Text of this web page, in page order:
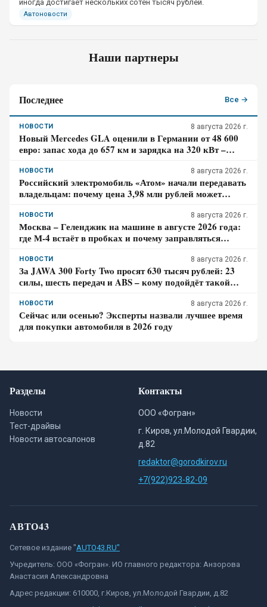
иногда достигает нескольких сотен тысяч рублей.
Автоновости
Наши партнеры
Последнее Все →
НОВОСТИ 8 августа 2026 г.
Новый Mercedes GLA оценили в Германии от 48 600
евро: запас хода до 657 км и зарядка на 320 кВт –
НОВОСТИ 8 августа 2026 г.
Российский электромобиль «Атом» начали передавать
владельцам: почему цена 3,98 млн рублей может
НОВОСТИ 8 августа 2026 г.
Москва – Геленджик на машине в августе 2026 года:
где М-4 встаёт в пробках и почему заправляться
НОВОСТИ 8 августа 2026 г.
За JAWA 300 Forty Two просят 630 тысяч рублей: 23
силы, шесть передач и ABS – кому подойдёт такой
НОВОСТИ 8 августа 2026 г.
Сейчас или осенью? Эксперты назвали лучшее время
для покупки автомобиля в 2026 году
Разделы
Новости
Тест-драйвы
Новости автосалонов
Контакты
ООО «Фогран»
г. Киров, ул.Молодой Гвардии,
д.82
redaktor@gorodkirov.ru
+7(922)923-82-09
АВТО43
Сетевое издание "AUTO43.RU"
Учредитель: ООО «Фогран». ИО главного редактора: Анзорова
Анастасия Александровна
Адрес редакции: 610000, г.Киров, ул.Молодой Гвардии, д.82